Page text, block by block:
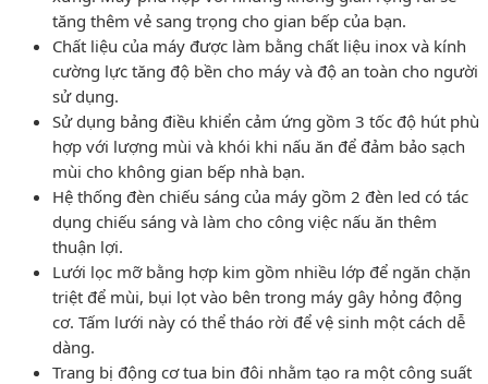
tăng thêm vẻ sang trọng cho gian bếp của bạn.
Chất liệu của máy được làm bằng chất liệu inox và kính
cường lực tăng độ bền cho máy và độ an toàn cho người
sử dụng.
Sử dụng bảng điều khiển cảm ứng gồm 3 tốc độ hút phù
hợp với lượng mùi và khói khi nấu ăn để đảm bảo sạch
mùi cho không gian bếp nhà bạn.
Hệ thống đèn chiếu sáng của máy gồm 2 đèn led có tác
dụng chiếu sáng và làm cho công việc nấu ăn thêm
thuận lợi.
Lưới lọc mỡ bằng hợp kim gồm nhiều lớp để ngăn chặn
triệt để mùi, bụi lọt vào bên trong máy gây hỏng động
cơ. Tấm lưới này có thể tháo rời để vệ sinh một cách dễ
dàng.
Trang bị động cơ tua bin đôi nhằm tạo ra một công suất